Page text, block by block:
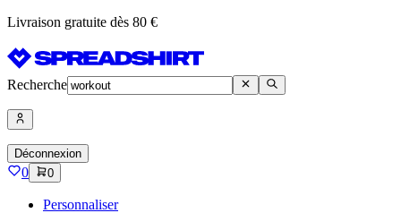
Livraison gratuite dès 80 €
Recherche
Déconnexion
0 0
Personnaliser